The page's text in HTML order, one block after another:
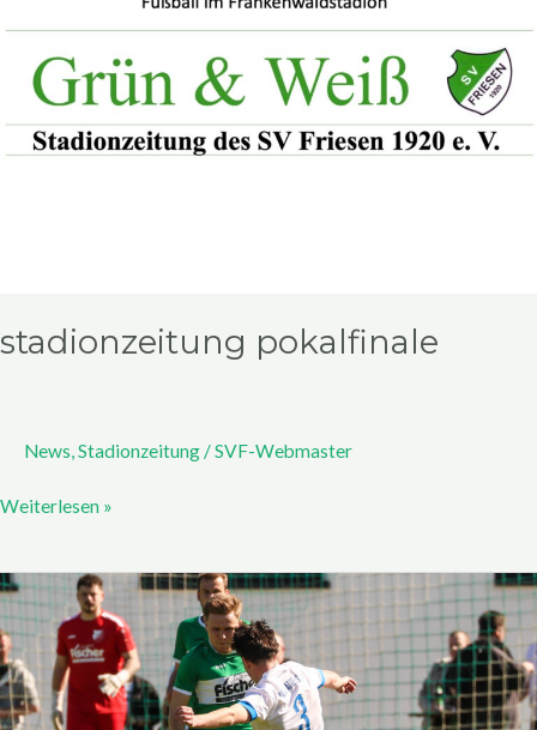
stadionzeitung pokalfinale
News,Stadionzeitung /SVF-Webmaster
Weiterlesen »
Spielbericht
Bezirksliga